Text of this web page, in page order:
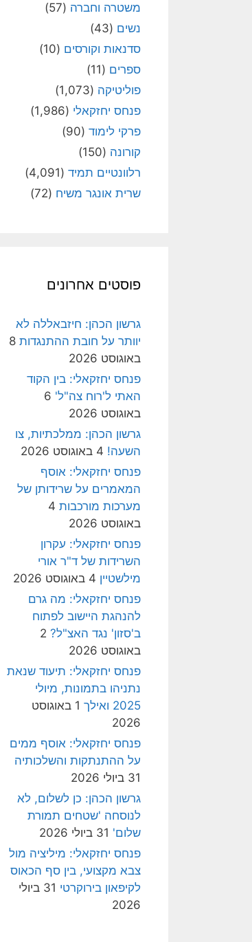
משטרה וחברה (57)
נשים (43)
סדנאות וקורסים (10)
ספרים (11)
פוליטיקה (1,073)
פנחס יחזקאלי (1,986)
פרקי לימוד (90)
קורונה (150)
רלוונטיים תמיד (4,091)
שרית אונגר משיח (72)
פוסטים אחרונים
גרשון הכהן: חיזבאללה לא
יוותר על חובת ההתנגדות 8
באוגוסט 2026
פנחס יחזקאלי: בין הקוד
האתי ל'רוח צה"ל' 6
באוגוסט 2026
גרשון הכהן: ממלכתיות, צו
השעה! 4 באוגוסט 2026
פנחס יחזקאלי: אוסף
המאמרים על שרידותן של
מערכות מורכבות 4
באוגוסט 2026
פנחס יחזקאלי: עקרון
השרידות של ד"ר אורי
מילשטיין 4 באוגוסט 2026
פנחס יחזקאלי: מה גרם
להנהגת היישוב לפתוח
ב'סזון' נגד האצ"ל? 2
באוגוסט 2026
פנחס יחזקאלי: תיעוד שנאת
נתניהו בתמונות, מיולי
2025 ואילך
1 באוגוסט
2026
פנחס יחזקאלי: אוסף ממים
על ההתנתקות והשלכותיה
31 ביולי 2026
גרשון הכהן: כן לשלום, לא
לנוסחה 'שטחים תמורת
שלום' 31 ביולי 2026
פנחס יחזקאלי: מיליציה מול
צבא מקצועי, בין סף הכאוס
לקיפאון בירוקרטי
31 ביולי
2026